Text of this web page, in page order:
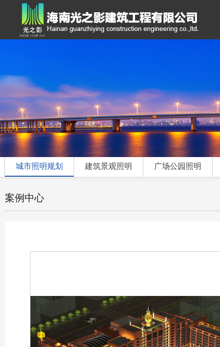
城市照明规划 建筑景观照明 广场公园照明
案例中心